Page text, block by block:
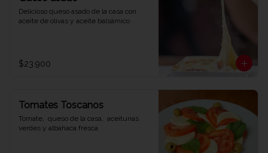
Delicioso queso asado de la casa con
aceite de olivas y aceite balsámico
$23.900
Tomates Toscanos
Tomate,  queso de la casa,  aceitunas
verdes y albahaca fresca